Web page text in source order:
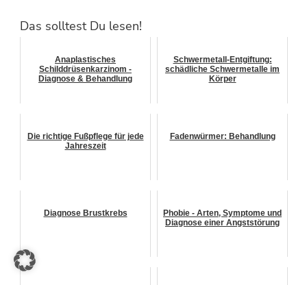
Das solltest Du lesen!
Anaplastisches
Schilddrüsenkarzinom -
Diagnose & Behandlung
Schwermetall-Entgiftung:
schädliche Schwermetalle im
Körper
Die richtige Fußpflege für jede
Jahreszeit
Fadenwürmer: Behandlung
Diagnose Brustkrebs
Phobie - Arten, Symptome und
Diagnose einer Angststörung